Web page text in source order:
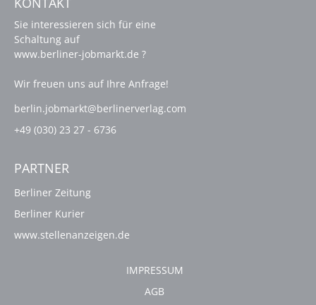
Sie interessieren sich für eine
Schaltung auf
www.berliner-jobmarkt.de ?
Wir freuen uns auf Ihre Anfrage!
berlin.jobmarkt@berlinerverlag.com
+49 (030) 23 27 - 6736
PARTNER
Berliner Zeitung
Berliner Kurier
www.stellenanzeigen.de
IMPRESSUM
AGB